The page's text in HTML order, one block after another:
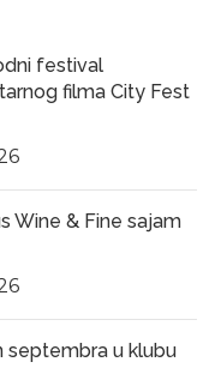
festival
filma City Fest
Wine & Fine sajam
septembra u klubu